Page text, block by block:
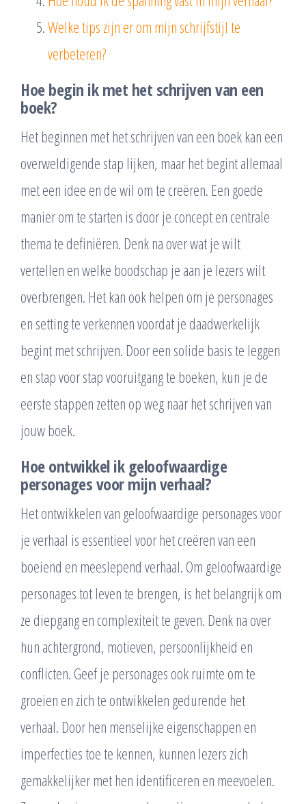
Welke tips zijn er om mijn schrijfstijl te
verbeteren?
Hoe begin ik met het schrijven van een
boek?
Het beginnen met het schrijven van een boek kan een
overweldigende stap lijken, maar het begint allemaal
met een idee en de wil om te creëren. Een goede
manier om te starten is door je concept en centrale
thema te definiëren. Denk na over wat je wilt
vertellen en welke boodschap je aan je lezers wilt
overbrengen. Het kan ook helpen om je personages
en setting te verkennen voordat je daadwerkelijk
begint met schrijven. Door een solide basis te leggen
en stap voor stap vooruitgang te boeken, kun je de
eerste stappen zetten op weg naar het schrijven van
jouw boek.
Hoe ontwikkel ik geloofwaardige
personages voor mijn verhaal?
Het ontwikkelen van geloofwaardige personages voor
je verhaal is essentieel voor het creëren van een
boeiend en meeslepend verhaal. Om geloofwaardige
personages tot leven te brengen, is het belangrijk om
ze diepgang en complexiteit te geven. Denk na over
hun achtergrond, motieven, persoonlijkheid en
conflicten. Geef je personages ook ruimte om te
groeien en zich te ontwikkelen gedurende het
verhaal. Door hen menselijke eigenschappen en
imperfecties toe te kennen, kunnen lezers zich
gemakkelijker met hen identificeren en meevoelen.